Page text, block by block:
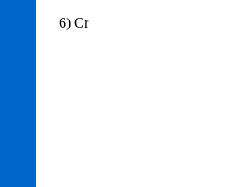
6) Cr